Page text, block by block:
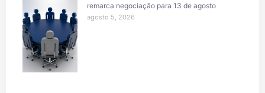
remarca negociação para 13 de agosto
agosto 5, 2026